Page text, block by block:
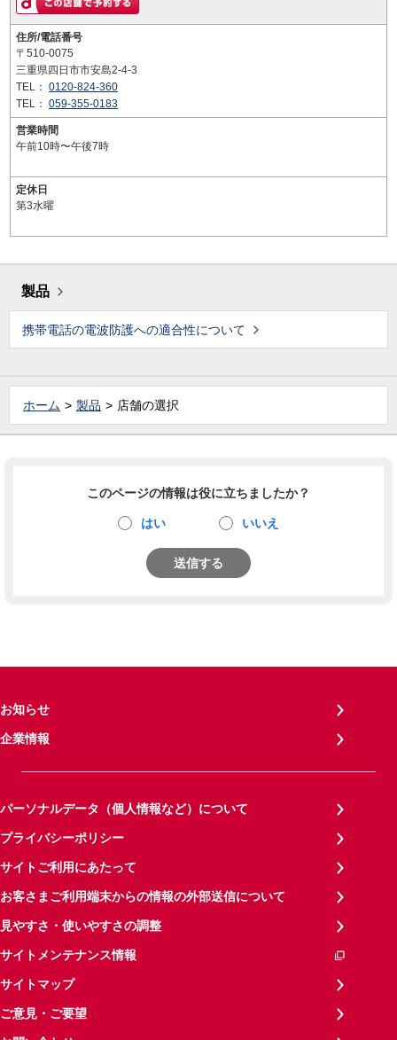
住所/電話番号
〒510-0075
三重県四日市市安島2-4-3
TEL： 0120-824-360
TEL： 059-355-0183
営業時間
午前10時〜午後7時
定休日
第3水曜
製品
携帯電話の電波防護への適合性について
ホーム 製品 店舗の選択
このページの情報は役に立ちましたか？
はい いいえ
送信する
お知らせ
企業情報
パーソナルデータ（個人情報など）について
プライバシーポリシー
サイトご利用にあたって
お客さまご利用端末からの情報の外部送信について
見やすさ・使いやすさの調整
サイトメンテナンス情報
サイトマップ
ご意見・ご要望